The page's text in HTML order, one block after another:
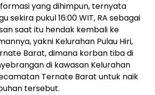
yang dihimpun, ternyata
sekira pukul 16:00 WIT, RA sebagai
saat itu hendak kembali ke
yakni Kelurahan Pulau Hiri,
Barat, dimana korban tiba di
di kawasan Kelurahan
Ternate Barat untuk naik
tersebut.